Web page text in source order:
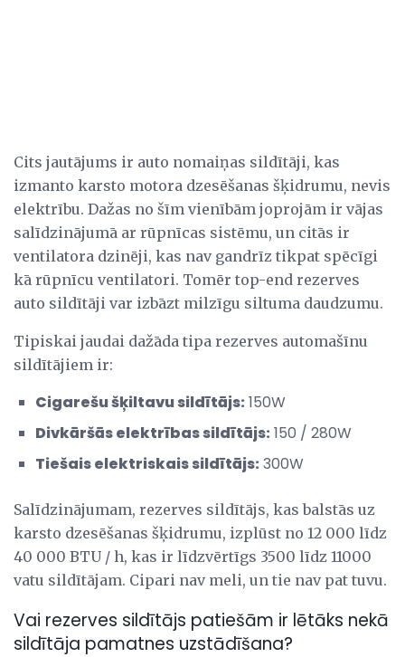
Cits jautājums ir auto nomaiņas sildītāji, kas
izmanto karsto motora dzesēšanas šķidrumu, nevis
elektrību. Dažas no šīm vienībām joprojām ir vājas
salīdzinājumā ar rūpnīcas sistēmu, un citās ir
ventilatora dzinēji, kas nav gandrīz tikpat spēcīgi
kā rūpnīcu ventilatori. Tomēr top-end rezerves
auto sildītāji var izbāzt milzīgu siltuma daudzumu.
Tipiskai jaudai dažāda tipa rezerves automašīnu
sildītājiem ir:
Cigarešu šķiltavu sildītājs: 150W
Divkāršās elektrības sildītājs: 150 / 280W
Tiešais elektriskais sildītājs: 300W
Salīdzinājumam, rezerves sildītājs, kas balstās uz
karsto dzesēšanas šķidrumu, izplūst no 12 000 līdz
40 000 BTU / h, kas ir līdzvērtīgs 3500 līdz 11000
vatu sildītājam. Cipari nav meli, un tie nav pat tuvu.
Vai rezerves sildītājs patiešām ir lētāks nekā
sildītāja pamatnes uzstādīšana?